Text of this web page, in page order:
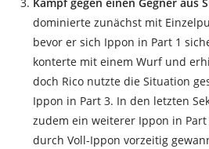
Kampf gegen einen Gegner aus
dominierte zunächst mit
bevor er sich Ippon in Part 1
konterte mit einem Wurf und
doch Rico nutzte die Situation
Ippon in Part 3. In den letzten
zudem ein weiterer Ippon in
durch Voll-Ippon vorzeitig